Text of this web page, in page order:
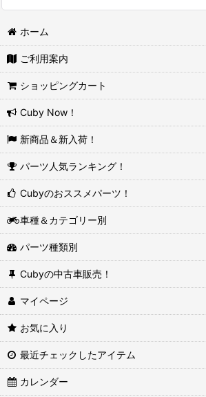
ホーム
ご利用案内
ショッピングカート
Cuby Now！
新商品＆新入荷！
パーツ人気ランキング！
Cubyのおススメパーツ！
車種＆カテゴリー別
パーツ種類別
Cubyの中古車販売！
マイページ
お気に入り
最近チェックしたアイテム
カレンダー